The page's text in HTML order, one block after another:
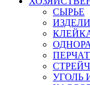
СЫРЬЕ
УГОЛЬ